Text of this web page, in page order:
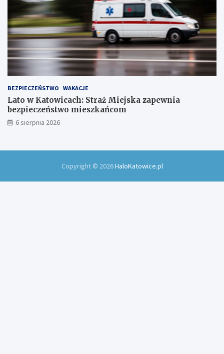
BEZPIECZEŃSTWO WAKACJE
Lato w Katowicach: Straż Miejska zapewnia
bezpieczeństwo mieszkańcom
6 sierpnia 2026
Copyright © 2026HaloKatowice.pl